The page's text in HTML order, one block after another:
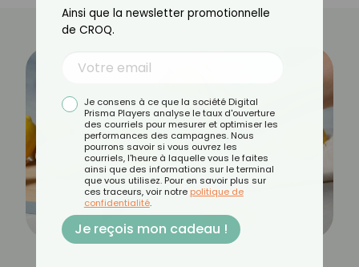
Ainsi que la newsletter promotionnelle
de CROQ.
Je consens à ce que la société Digital
Prisma Players analyse le taux d'ouverture
des courriels pour mesurer et optimiser les
performances des campagnes. Nous
pourrons savoir si vous ouvrez les
courriels, l'heure à laquelle vous le faites
ainsi que des informations sur le terminal
que vous utilisez. Pour en savoir plus sur
ces traceurs, voir notre politique de
confidentialité.
Je reçois mon cadeau !